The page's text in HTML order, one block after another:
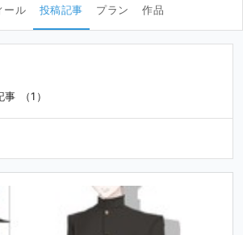
ール 投稿記事 プラン 作品
事 （1）